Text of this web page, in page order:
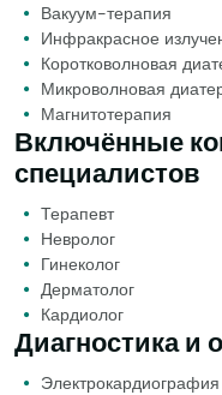
Вакуум-терапия
Инфракрасное
Коротковолновая
Микроволновая
Магнитотерапия
Включённые
специалистов
Терапевт
Невролог
Гинеколог
Дерматолог
Кардиолог
Диагностика и